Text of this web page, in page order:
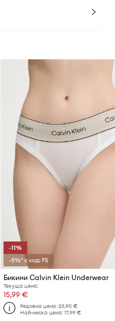
-11%
-5%* с код: FS
Бикини Calvin Klein Underwear
Текуща цена:
15,99 €
Редовна цена: 23,90 €
Най-ниска цена: 17,99 €